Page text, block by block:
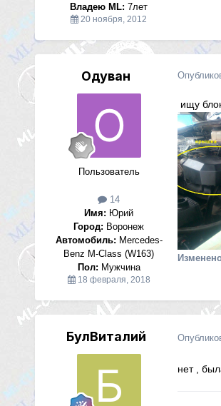
Владею ML: 7лет
20 ноября, 2012
Одуван
Пользователь
14
Имя: Юрий
Город: Воронеж
Автомобиль: Mercedes-
Benz M-Class (W163)
Пол: Мужчина
18 февраля, 2018
ищу
БулВиталий
нет ,